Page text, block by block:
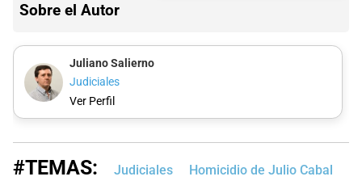
Sobre el Autor
Juliano Salierno
Judiciales
Ver Perfil
#TEMAS: Judiciales Homicidio de Julio Cabal